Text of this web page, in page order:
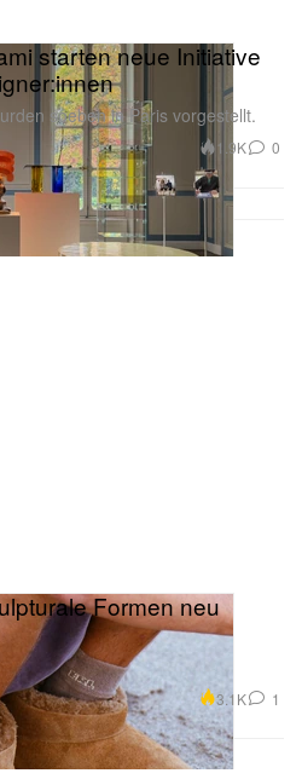
starten neue Initiative
soeben in Paris vorgestellt.
1.9K 0
Formen neu
3.1K 1